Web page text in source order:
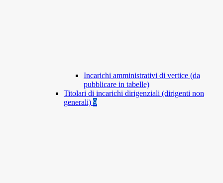
Incarichi amministrativi di vertice (da
pubblicare in tabelle)
Titolari di incarichi dirigenziali (dirigenti non
generali) 9